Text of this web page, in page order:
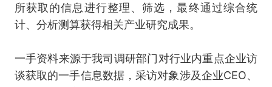
所获取的信息进行整理、筛选，最终通过综合统
计、分析测算获得相关产业研究成果。
一手资料来源于我司调研部门对行业内重点企业访
谈获取的一手信息数据，采访对象涉及企业CEO、